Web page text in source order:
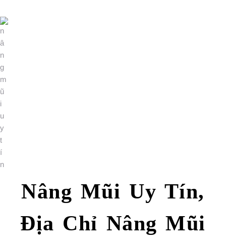
Nâng Mũi Uy Tín,
Địa Chỉ Nâng Mũi